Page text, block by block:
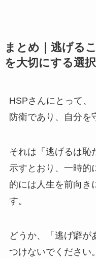
まとめ｜逃げる
を大切にする選
HSPさんにとって、
防衛であり、自分を
それは「逃げるは恥
示すとおり、一時的
的には人生を前向き
す。
どうか、「逃げ癖が
つけないでください